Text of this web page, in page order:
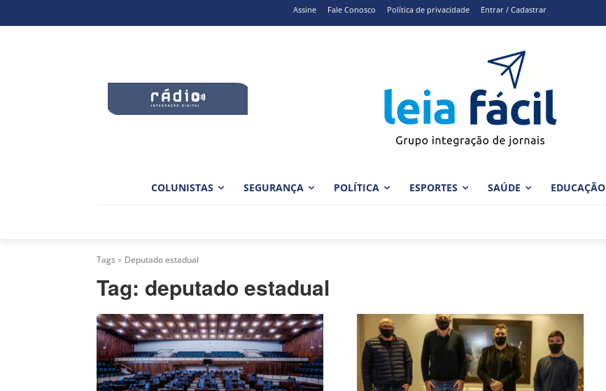
Assine Fale Conosco Política de privacidade Entrar / Cadastrar
COLUNISTAS SEGURANÇA POLÍTICA ESPORTES SAÚDE EDUCAÇÃO
Tags Deputado estadual
Tag: deputado estadual